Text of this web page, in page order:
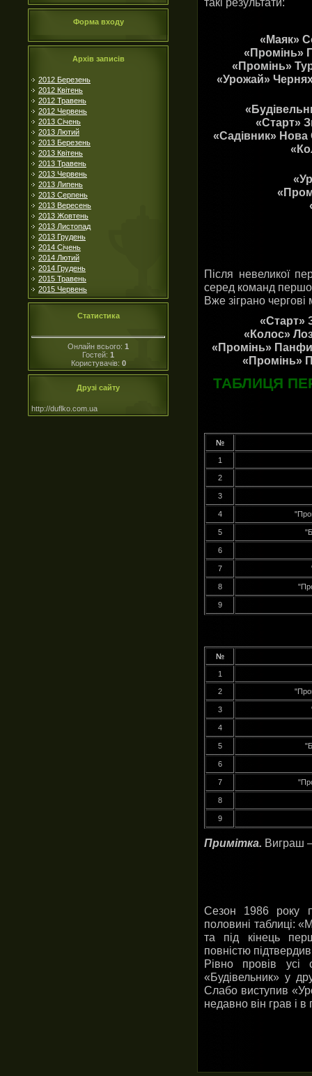
Форма входу
Архів записів
2012 Березень
2012 Квітень
2012 Травень
2012 Червень
2013 Січень
2013 Лютий
2013 Березень
2013 Квітень
2013 Травень
2013 Червень
2013 Липень
2013 Серпень
2013 Вересень
2013 Жовтень
2013 Листопад
2013 Грудень
2014 Січень
2014 Лютий
2014 Грудень
2015 Травень
2015 Червень
Статистика
Онлайн всього: 1
Гостей: 1
Користувачів: 0
Друзі сайту
http://duflko.com.ua
«Маяк»
«Промінь»
«Промінь»
«Урожай»
«Старт»
«Садівник»
Після невеликої
серед команд
Вже зіграно
«Старт»
«Колос»
«Промінь»
«Промінь»
ТАБЛИЦЯ
№
1
2
3
4
5
6
7
8
9
№
1
2
3
4
5
6
7
8
9
Примітка. Виграш
Сезон 1986 року
половині таблиці:
та під кінець
повністю
Рівно провів усі
«Будівельник» у
Слабо виступив
недавно він грав і в